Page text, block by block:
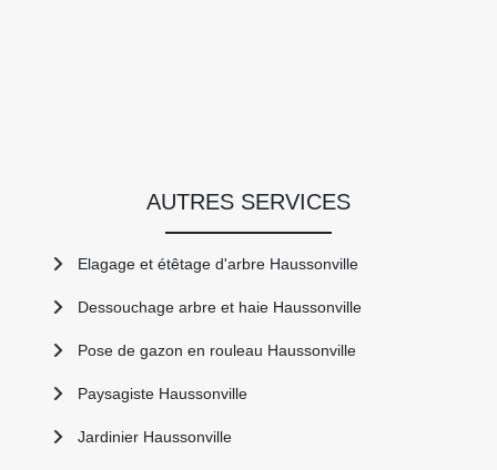
AUTRES SERVICES
Elagage et étêtage d'arbre Haussonville
Dessouchage arbre et haie Haussonville
Pose de gazon en rouleau Haussonville
Paysagiste Haussonville
Jardinier Haussonville